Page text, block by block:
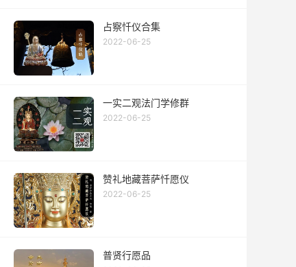
占察忏仪合集
2022-06-25
一实二观法门学修群
2022-06-25
赞礼地藏菩萨忏愿仪
2022-06-25
普贤行愿品